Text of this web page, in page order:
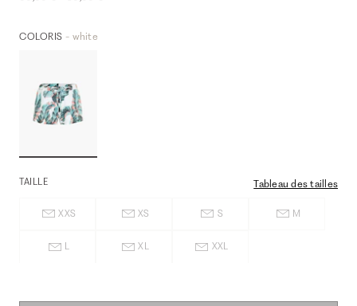
COLORIS - white
TAILLE Tableau des tailles
XXS XS S M
L XL XXL